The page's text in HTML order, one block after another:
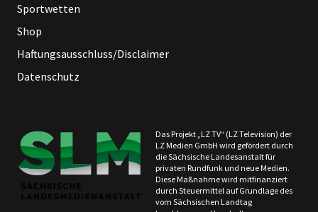
Sportwetten
Shop
Haftungsausschluss/Disclaimer
Datenschutz
Das Projekt „LZ TV“ (LZ Television) der
LZ Medien GmbH wird gefördert durch
die Sächsische Landesanstalt für
privaten Rundfunk und neue Medien.
Diese Maßnahme wird mitfinanziert
durch Steuermittel auf Grundlage des
vom Sächsischen Landtag